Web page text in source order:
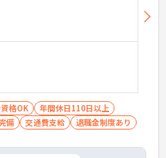
格OK
年間休日110日以上
備 交通費支給 退職金制度あり